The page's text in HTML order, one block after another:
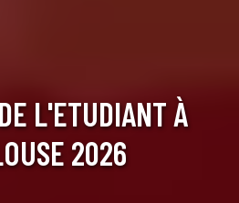
L'ETUDIANT À
2026